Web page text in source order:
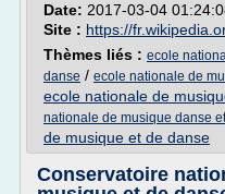
Date: 2017-03-04
Site : https://
Thèmes liés : ecole
danse / ecole nationale de
ecole nationale de
nationale de musique danse
de musique et de danse
Conservatoire